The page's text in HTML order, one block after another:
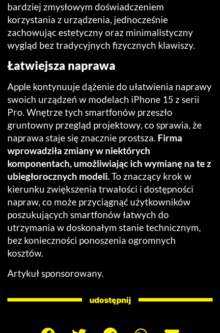
bardziej zmysłowym doświadczeniem
korzystania z urządzenia, jednocześnie
zachowując estetyczny oraz minimalistyczny
wygląd bez tradycyjnych fizycznych klawiszy.
Łatwiejsza naprawa
Apple kontynuuje dążenie do ułatwienia naprawy
swoich urządzeń w modelach iPhone 15 z serii
Pro. Wnętrze tych smartfonów przeszło
gruntowny przegląd projektowy, co sprawia, że
naprawa staje się znacznie prostsza. Firma
wprowadziła zmiany w niektórych
komponentach, umożliwiając ich wymianę na te z
ubiegłorocznych modeli.To znaczący krok w
kierunku zwiększenia trwałości i dostępności
napraw, co może przyciągnąć użytkowników
poszukujących smartfonów łatwych do
utrzymania w doskonałym stanie technicznym,
bez konieczności ponoszenia ogromnych
kosztów.
Artykuł sponsorowany.
udostępnij